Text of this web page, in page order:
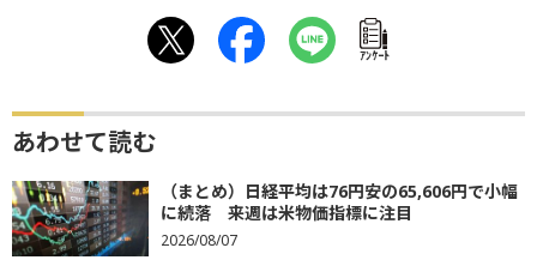
ｱﾝｹｰﾄ
あわせて読む
（まとめ）日経平均は76円安の65,606円で小幅
に続落 来週は米物価指標に注目
2026/08/07